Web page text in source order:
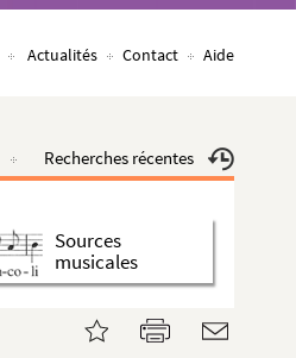
Actualités Contact Aide
Recherches récentes
Sources
musicales